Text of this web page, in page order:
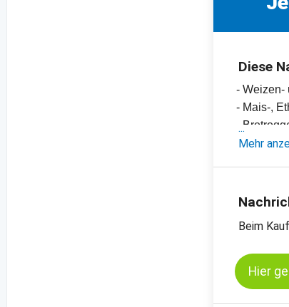
Diese
- Weizen-
- Mais-,
-
-
-
Mehr
Beim
Hier